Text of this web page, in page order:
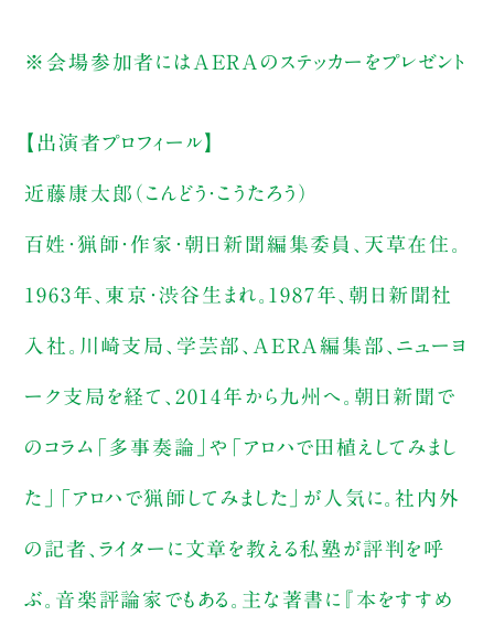
※会場参加者にはAERAのステッカーをプレゼント
【出演者プロフィール】
近藤康太郎（こんどう・こうたろう）
百姓・猟師・作家・朝日新聞編集委員、天草在住。
1963年、東京・渋谷生まれ。1987年、朝日新聞社
入社。川崎支局、学芸部、AERA編集部、ニューヨ
ーク支局を経て、2014年から九州へ。朝日新聞で
のコラム「多事奏論」や「アロハで田植えしてみまし
た」「アロハで猟師してみました」が人気に。社内外
の記者、ライターに文章を教える私塾が評判を呼
ぶ。音楽評論家でもある。主な著書に『本をすすめ